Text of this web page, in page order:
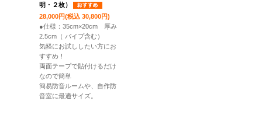
明・２枚）
28,000円(税込 30,800円)
●仕様：35cm×20cm 厚み
2.5cm（ パイプ含む）
気軽にお試ししたい方にお
すすめ！
両面テープで貼付けるだけ
なので簡単
簡易防音ルームや、自作防
音室に最適サイズ。